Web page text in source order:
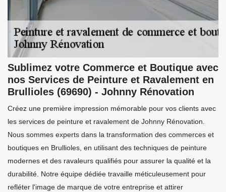
Sublimez votre Commerce et Boutique avec
nos Services de Peinture et Ravalement en
Brullioles (69690) - Johnny Rénovation
Créez une première impression mémorable pour vos clients avec
les services de peinture et ravalement de Johnny Rénovation.
Nous sommes experts dans la transformation des commerces et
boutiques en Brullioles, en utilisant des techniques de peinture
modernes et des ravaleurs qualifiés pour assurer la qualité et la
durabilité. Notre équipe dédiée travaille méticuleusement pour
refléter l'image de marque de votre entreprise et attirer